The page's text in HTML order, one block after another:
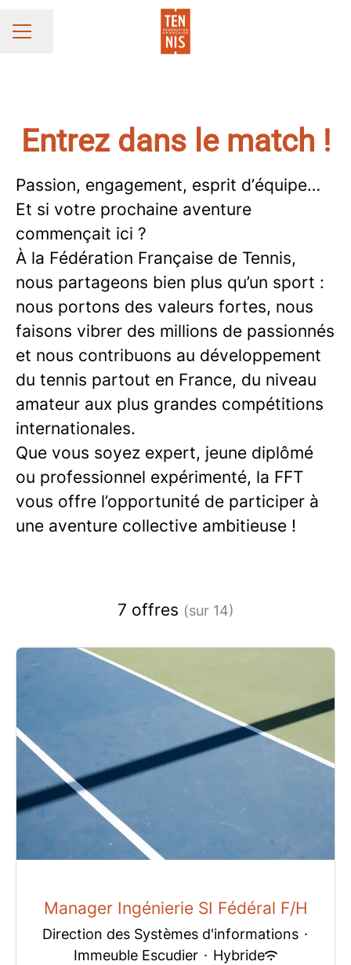
MENU CARRIÈRE
Partager la page
Entrez dans le match !
Passion, engagement, esprit d’équipe…
Et si votre prochaine aventure
commençait ici ?
À la Fédération Française de Tennis,
nous partageons bien plus qu’un sport :
nous portons des valeurs fortes, nous
faisons vibrer des millions de passionnés
et nous contribuons au développement
du tennis partout en France, du niveau
amateur aux plus grandes compétitions
internationales.
Que vous soyez expert, jeune diplômé
ou professionnel expérimenté, la FFT
vous offre l’opportunité de participer à
une aventure collective ambitieuse !
7 offres (sur 14)
Manager Ingénierie SI Fédéral F/H
Direction des Systèmes d'informations ·
Immeuble Escudier · Hybride